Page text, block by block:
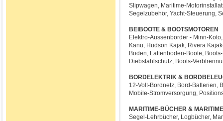
Slipwagen, Maritime-
Segelzubehör, Yacht-Steuerung,
BEIBOOTE & BOOTSMOTOREN
Elektro-Aussenborder - Minn-
Kanu, Hudson Kajak, Rivera
Boden, Lattenboden-Boote,
Diebstahlschutz, Boots-
BORDELEKTRIK &
12-Volt-Bordnetz, Bord-Batterien,
Mobile-Stromversorgung,
MARITIME-BÜCHER &
Segel-Lehrbücher, Logbücher,